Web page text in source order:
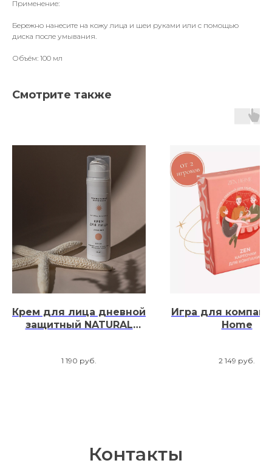
Применение:
Бережно нанесите на кожу лица и шеи руками или с помощью
диска после умывания.
Объём: 100 мл
Смотрите также
Крем для лица дневной
защитный NATURAL
1 190 руб.
Игра для
Home
2 149 руб.
Контакты